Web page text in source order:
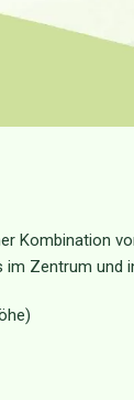
Kombination
Zentrum und